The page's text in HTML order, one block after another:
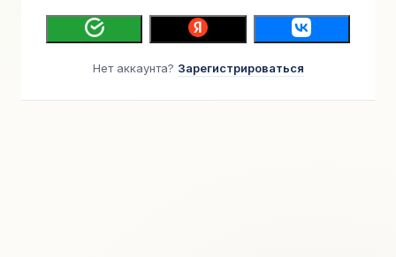
Нет аккаунта? Зарегистрироваться